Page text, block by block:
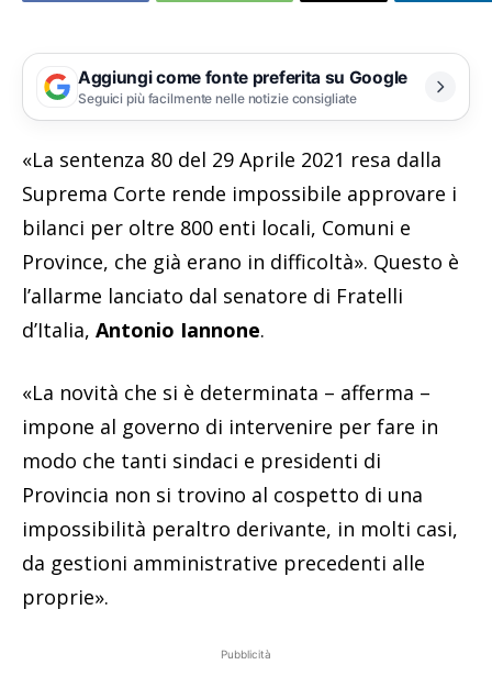
Aggiungi come fonte preferita su Google
Seguici più facilmente nelle notizie consigliate
«La sentenza 80 del 29 Aprile 2021 resa dalla
Suprema Corte rende impossibile approvare i
bilanci per oltre 800 enti locali, Comuni e
Province, che già erano in difficoltà». Questo è
l’allarme lanciato dal senatore di Fratelli
d’Italia, Antonio Iannone.
«La novità che si è determinata – afferma –
impone al governo di intervenire per fare in
modo che tanti sindaci e presidenti di
Provincia non si trovino al cospetto di una
impossibilità peraltro derivante, in molti casi,
da gestioni amministrative precedenti alle
proprie».
Pubblicità